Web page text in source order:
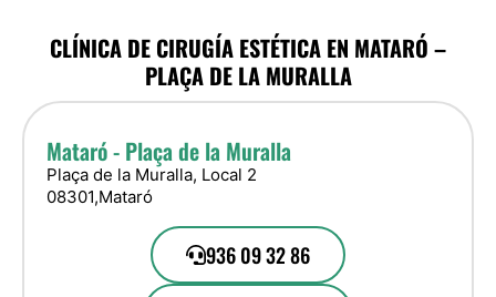
CLÍNICA DE CIRUGÍA ESTÉTICA EN MATARÓ –
PLAÇA DE LA MURALLA
Mataró - Plaça de la Muralla
Plaça de la Muralla, Local 2
08301,Mataró
936 09 32 86